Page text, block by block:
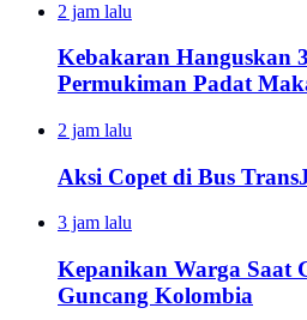
2 jam lalu
Kebakaran Hanguskan
Permukiman Padat
2 jam lalu
Aksi Copet di Bus
3 jam lalu
Kepanikan Warga Saat
Guncang Kolombia